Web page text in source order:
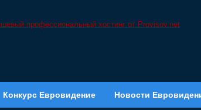
Конкурс Евровидение Новости